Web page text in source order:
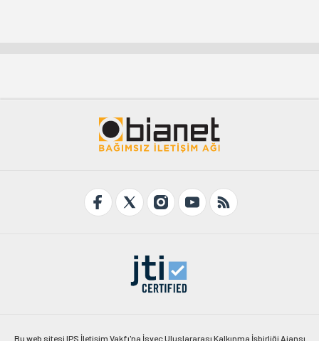
Bu web sitesi IPS İletişim Vakfı'na İsveç Uluslararası Kalkınma İşbirliği Ajansı